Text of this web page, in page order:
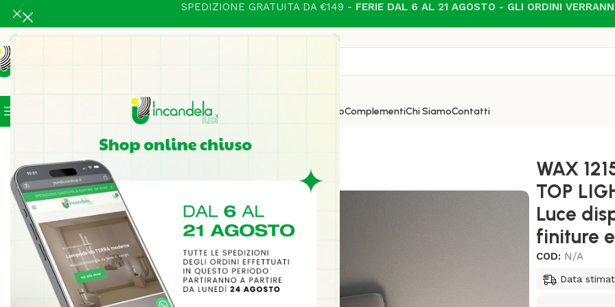
SPEDIZIONE GRATUITA DA €149 - FERIE DAL 6 AL 21 AGOSTO - GLI ORDINI
In Vetrina EsternoComplementiChi SiamoContatti
Illuminazione Interni WAX 1215 Lampada da Tavolo di TOP LIGHT in Metallo Vetro 1 Luce disponibile in
NEW
WAX
TOP
Luce
finiture
COD: N/A
Data